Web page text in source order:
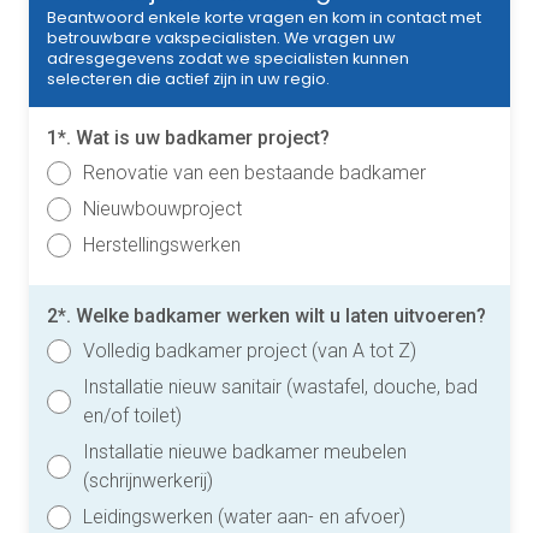
Beantwoord enkele korte vragen en kom in contact met
betrouwbare vakspecialisten. We vragen uw
adresgegevens zodat we specialisten kunnen
selecteren die actief zijn in uw regio.
1*. Wat is uw badkamer project?
Renovatie van een bestaande badkamer
Nieuwbouwproject
Herstellingswerken
2*. Welke badkamer werken wilt u laten uitvoeren?
Volledig badkamer project (van A tot Z)
Installatie nieuw sanitair (wastafel, douche, bad
en/of toilet)
Installatie nieuwe badkamer meubelen
(schrijnwerkerij)
Leidingswerken (water aan- en afvoer)